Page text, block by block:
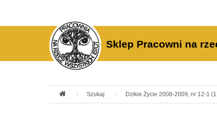
Sklep Pracowni na
Szukaj Dzikie Życie 2008-2009, nr 12-1